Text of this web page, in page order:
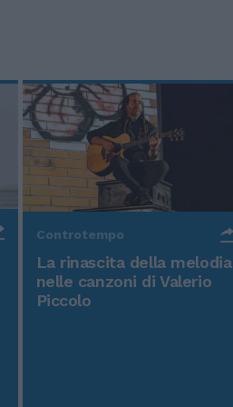
Controtempo
La rinascita della melodia
nelle canzoni di Valerio
Piccolo